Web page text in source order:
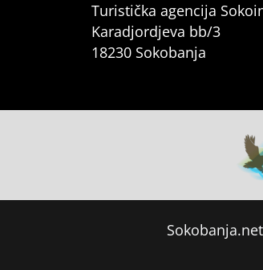
Turistička agencija
Karadjordjeva bb/3
18230 Sokobanja
Sokobanja.net